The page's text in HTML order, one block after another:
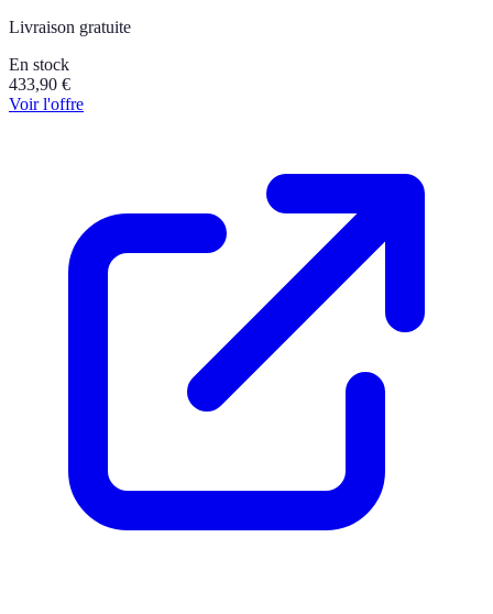
Livraison gratuite
En stock
433,90 €
Voir l'offre